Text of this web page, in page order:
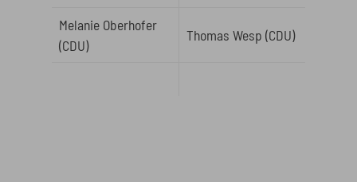
Melanie Oberhofer
(CDU)
Thomas Wesp (CDU)